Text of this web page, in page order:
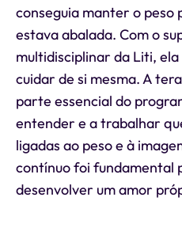
conseguia manter o peso
estava abalada. Com o
multidisciplinar da Liti,
cuidar de si mesma. A
parte essencial do
entender e a trabalhar
ligadas ao peso e à
contínuo foi fundamental
desenvolver um amor